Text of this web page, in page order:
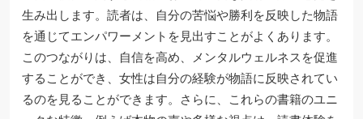
生み出します。読者は、自分の苦悩や勝利を反映した物語
を通じてエンパワーメントを見出すことがよくあります。
このつながりは、自信を高め、メンタルウェルネスを促進
することができ、女性は自分の経験が物語に反映されてい
るのを見ることができます。さらに、これらの書籍のユニ